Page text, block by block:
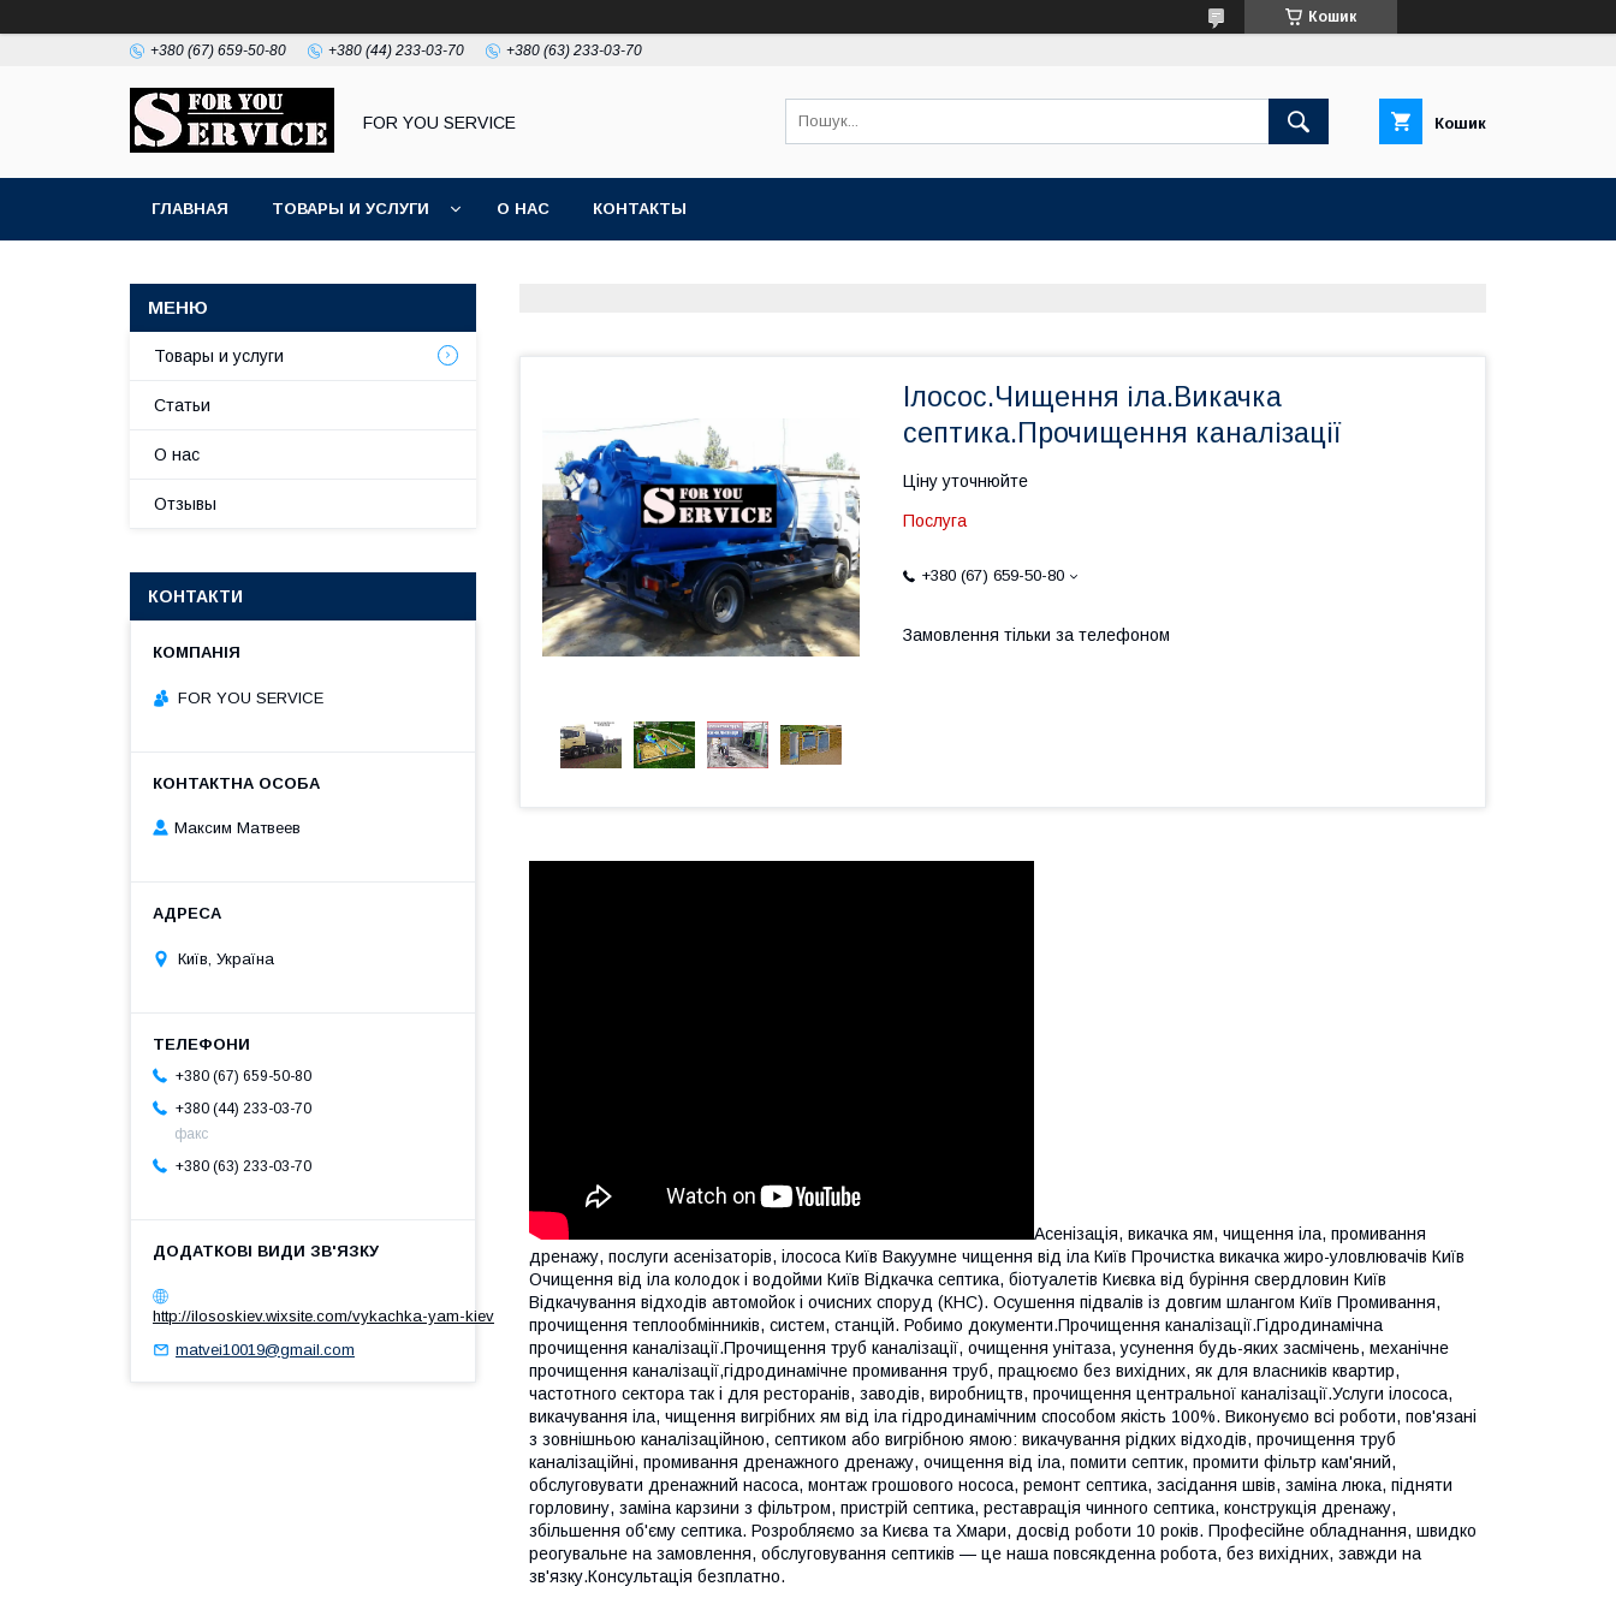
Кошик
+380 (67) 659-50-80 +380 (44) 233-03-70 +380 (63) 233-03-70
FOR YOU SERVICE Кошик
ГЛАВНАЯ ТОВАРЫ И УСЛУГИ О НАС КОНТАКТЫ
Ілосос.Чищення іла.Викачка
септика.Прочищення каналізації
Ціну уточнюйте
Послуга
+380 (67) 659-50-80
Замовлення тільки за телефоном
Асенізація, викачка ям, чищення іла, промивання
дренажу, послуги асенізаторів, ілососа Київ Вакуумне чищення від іла Київ Прочистка викачка жиро-уловлювачів Київ
Очищення від іла колодок і водойми Київ Відкачка септика, біотуалетів Києвка від буріння свердловин Київ
Відкачування відходів автомойок і очисних споруд (КНС). Осушення підвалів із довгим шлангом Київ Промивання,
прочищення теплообмінників, систем, станцій. Робимо документи.Прочищення каналізації.Гідродинамічна
прочищення каналізації.Прочищення труб каналізації, очищення унітаза, усунення будь-яких засмічень, механічне
прочищення каналізації,гідродинамічне промивання труб, працюємо без вихідних, як для власників квартир,
частотного сектора так і для ресторанів, заводів, виробництв, прочищення центральної каналізації.Услуги ілососа,
викачування іла, чищення вигрібних ям від іла гідродинамічним способом якість 100%. Виконуємо всі роботи, пов'язані
з зовнішньою каналізаційною, септиком або вигрібною ямою: викачування рідких відходів, прочищення труб
каналізаційні, промивання дренажного дренажу, очищення від іла, помити септик, промити фільтр кам'яний,
обслуговувати дренажний насоса, монтаж грошового нососа, ремонт септика, засідання швів, заміна люка, підняти
горловину, заміна карзини з фільтром, пристрій септика, реставрація чинного септика, конструкція дренажу,
збільшення об'єму септика. Розробляємо за Києва та Хмари, досвід роботи 10 років. Професійне обладнання, швидко
реогувальне на замовлення, обслуговування септиків — це наша повсякденна робота, без вихідних, завжди на
зв'язку.Консультація безплатно.
Товары и услуги
Статьи
О нас
Отзывы
КОНТАКТИ
FOR YOU SERVICE
Максим Матвеев
Київ, Україна
+380 (67) 659-50-80
+380 (44) 233-03-70
факс
+380 (63) 233-03-70
http://ilososkiev.wixsite.com/vykachka-yam-kiev
matvei10019@gmail.com